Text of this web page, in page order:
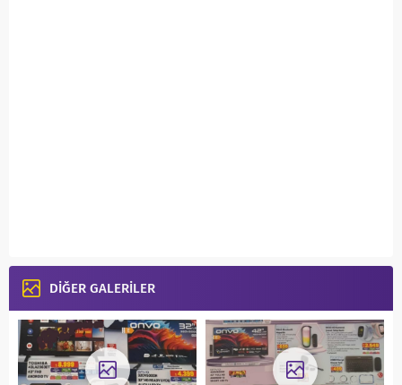
DİĞER GALERİLER